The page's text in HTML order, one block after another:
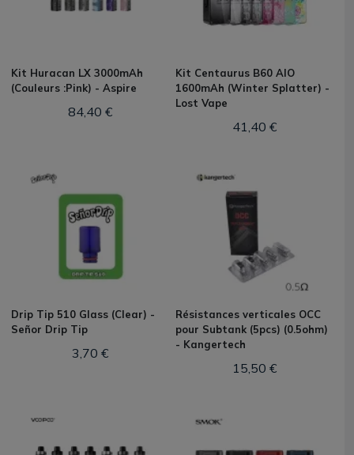
Kit Huracan LX 3000mAh
(Couleurs :Pink) - Aspire
84,40 €
Kit Centaurus B60 AIO
1600mAh (Winter Splatter) -
Lost Vape
41,40 €
Drip Tip 510 Glass (Clear) -
Señor Drip Tip
3,70 €
Résistances verticales OCC
pour Subtank (5pcs) (0.5ohm)
- Kangertech
15,50 €